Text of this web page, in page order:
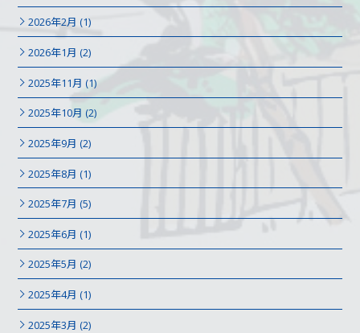
2026年2月 (1)
2026年1月 (2)
2025年11月 (1)
2025年10月 (2)
2025年9月 (2)
2025年8月 (1)
2025年7月 (5)
2025年6月 (1)
2025年5月 (2)
2025年4月 (1)
2025年3月 (2)